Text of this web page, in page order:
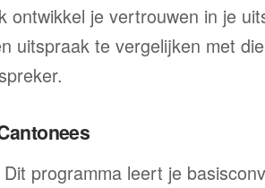
ontwikkel je vertrouwen in je
uitspraak te vergelijken met
Dit programma leert je